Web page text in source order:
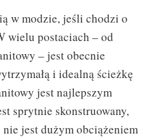
w modzie, jeśli chodzi o
wielu postaciach – od
– jest obecnie
i idealną ścieżkę
jest najlepszym
sprytnie skonstruowany,
jest dużym obciążeniem